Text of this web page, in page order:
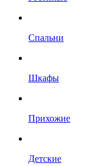
Спальни
Шкафы
Прихожие
Детские